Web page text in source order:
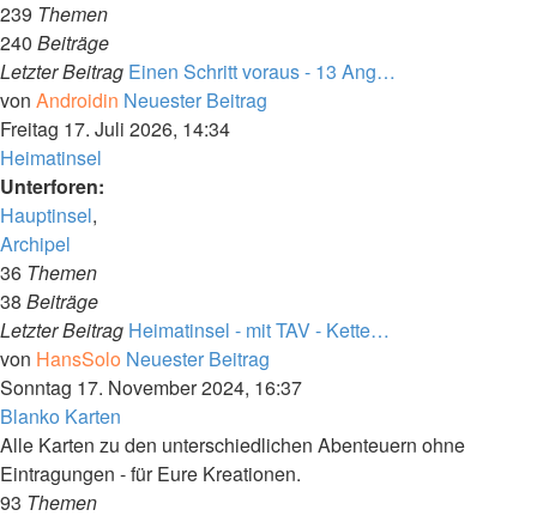
239 Themen
240 Beiträge
Letzter Beitrag Einen Schritt voraus - 13 Ang…
von Androidin Neuester Beitrag
Freitag 17. Juli 2026, 14:34
Heimatinsel
Unterforen:
Hauptinsel,
Archipel
36 Themen
38 Beiträge
Letzter Beitrag Heimatinsel - mit TAV - Kette…
von HansSolo Neuester Beitrag
Sonntag 17. November 2024, 16:37
Blanko Karten
Alle Karten zu den unterschiedlichen Abenteuern ohne
Eintragungen - für Eure Kreationen.
93 Themen